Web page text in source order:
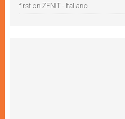
first on ZENIT - Italiano.